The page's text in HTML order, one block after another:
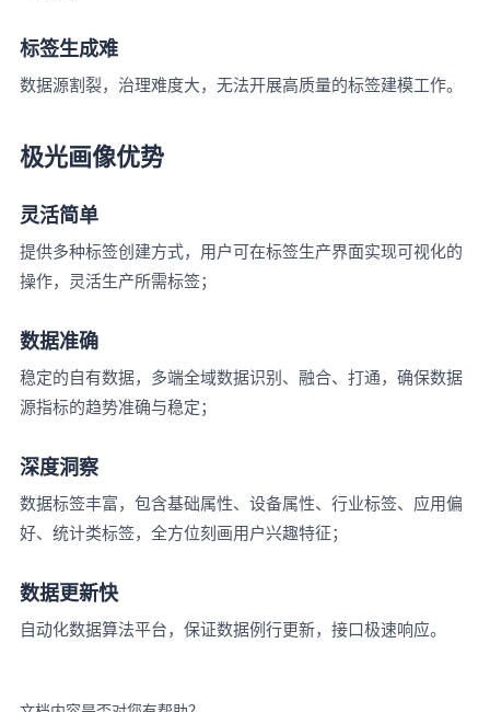
标签生成难
数据源割裂，治理难度大，无法开展高质量的标签建模工作。
极光画像优势
灵活简单
提供多种标签创建方式，用户可在标签生产界面实现可视化的
操作，灵活生产所需标签；
数据准确
稳定的自有数据，多端全域数据识别、融合、打通，确保数据
源指标的趋势准确与稳定；
深度洞察
数据标签丰富，包含基础属性、设备属性、行业标签、应用偏
好、统计类标签，全方位刻画用户兴趣特征；
数据更新快
自动化数据算法平台，保证数据例行更新，接口极速响应。